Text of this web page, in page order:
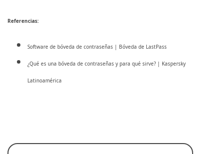
Referencias:
Software de bóveda de contraseñas | Bóveda de LastPass
¿Qué es una bóveda de contraseñas y para qué sirve? | Kaspersky
Latinoamérica